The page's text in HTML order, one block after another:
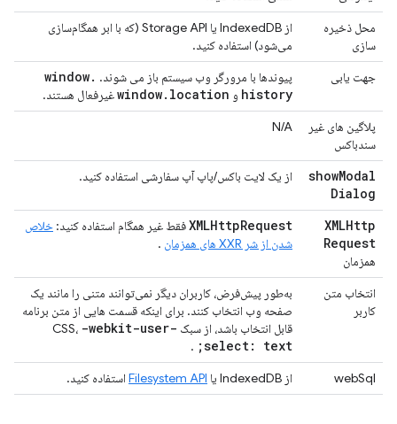
محل ذخیره
سازی
از IndexedDB یا Storage API (که با ابر همگام‌سازی
می‌شود) استفاده کنید.
جهت یابی
پیوندها با مرورگر وب سیستم باز می شوند. window.
history و window. location
غیرفعال هستند.
پلاگین های غیر
سندباکس
N/A
showModal
Dialog
از یک لایت باکس/پاپ آپ سفارشی استفاده کنید.
XMLHttp
Request
همزمان
XMLHttpRequest فقط غیر همگام استفاده کنید: خلاص
شدن از شر XXR های همزمان
.
انتخاب متن
کاربر
به‌طور پیش‌فرض، کاربران دیگر نمی‌توانند متنی را مانند یک
صفحه وب انتخاب کنند. برای اینکه قسمت هایی از متن برنامه
قابل انتخاب باشد، از سبک CSS، -webkit-user-
select: text;
.
webSql
از IndexedDB یا Filesystem API استفاده کنید.